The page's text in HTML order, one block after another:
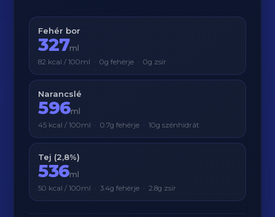
Fehér bor
327ml
82 kcal / 100ml · 0g fehérje · 0g zsír
Narancslé
596ml
45 kcal / 100ml · 0.7g fehérje · 10g szénhidrát
Tej (2,8%)
536ml
50 kcal / 100ml · 3.4g fehérje · 2.8g zsír